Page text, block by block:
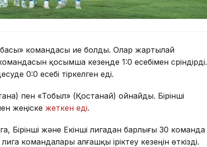
командасы ие болды. Олар жартылай
қосымша кезеңде 1:0 есебімен сүріндірді.
0:0 есебі тіркелген еді.
пен «Тобыл» (Қостанай) ойнайды. Бірінші
жеңіске жеткен еді.
Бірінші және Екінші лигадан барлығы 30 команда
командалары алғашқы іріктеу кезеңін өткізді.